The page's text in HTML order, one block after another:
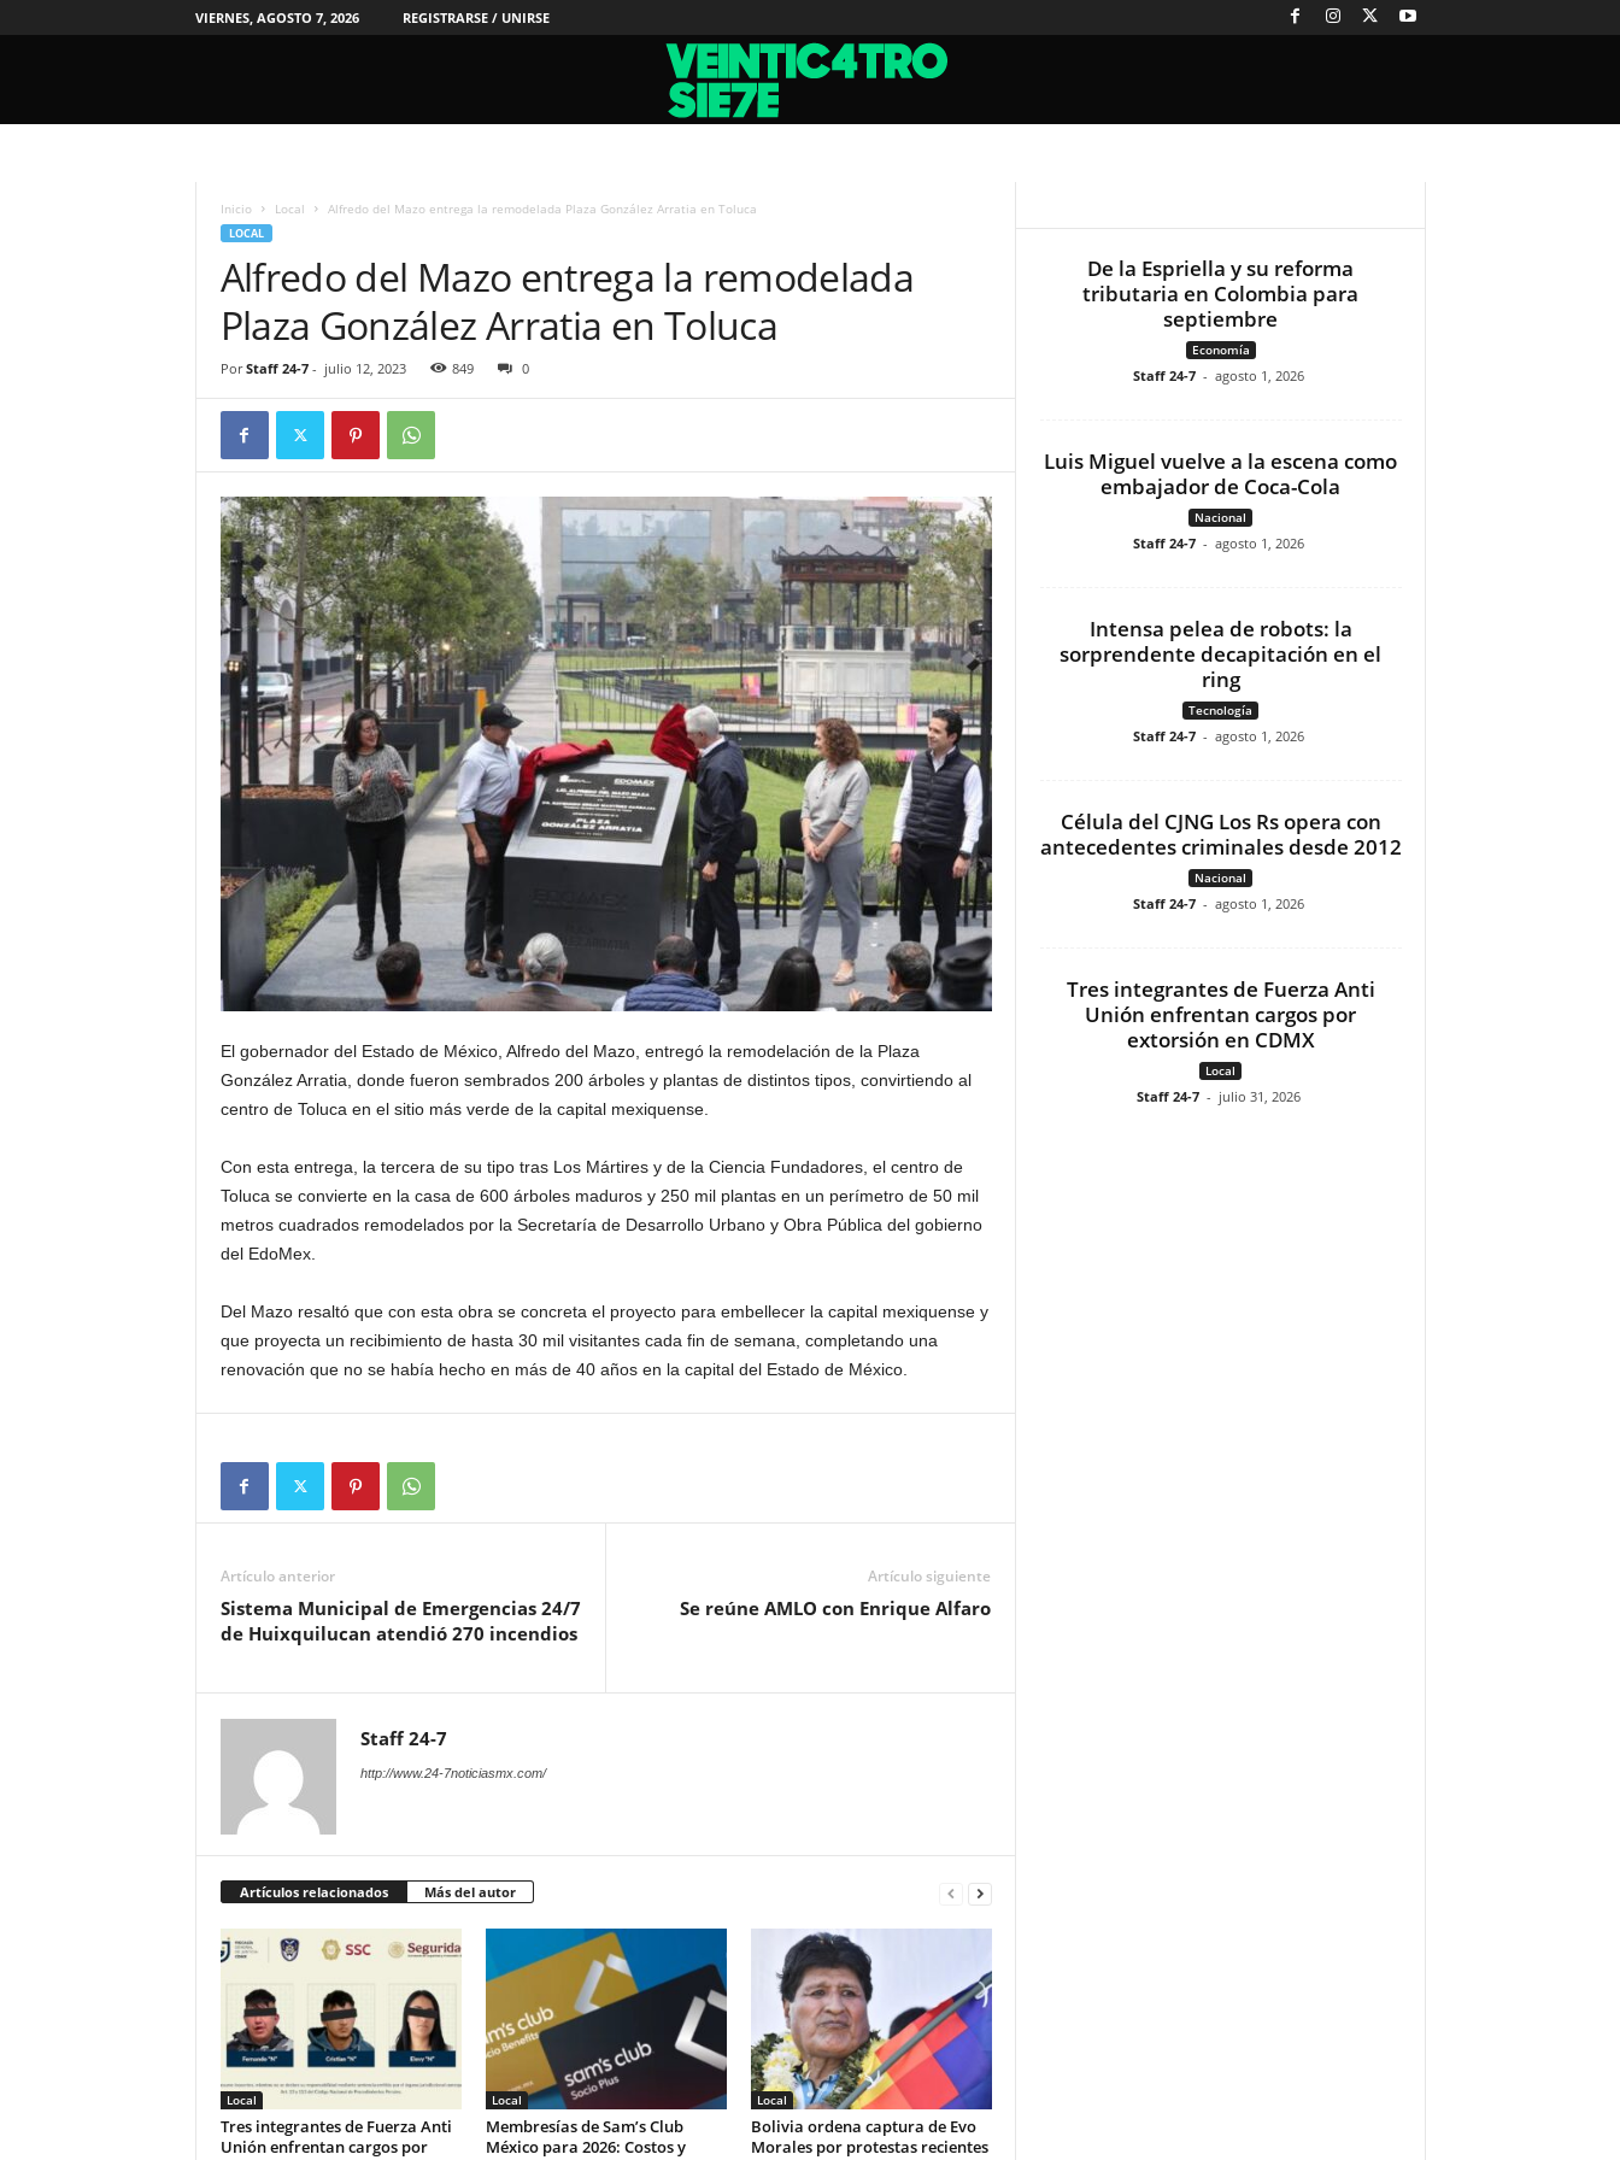
VIERNES, AGOSTO 7, 2026 REGISTRARSE / UNIRSE
Inicio Local Alfredo del Mazo entrega la remodelada Plaza González Arratia en Toluca
LOCAL
Alfredo del Mazo entrega la remodelada
Plaza González Arratia en Toluca
Por Staff 24-7- julio 12, 2023 849 0
El gobernador del Estado de México, Alfredo del Mazo, entregó la remodelación de la Plaza
González Arratia, donde fueron sembrados 200 árboles y plantas de distintos tipos, convirtiendo al
centro de Toluca en el sitio más verde de la capital mexiquense.
Con esta entrega, la tercera de su tipo tras Los Mártires y de la Ciencia Fundadores, el centro de
Toluca se convierte en la casa de 600 árboles maduros y 250 mil plantas en un perímetro de 50 mil
metros cuadrados remodelados por la Secretaría de Desarrollo Urbano y Obra Pública del gobierno
del EdoMex.
Del Mazo resaltó que con esta obra se concreta el proyecto para embellecer la capital mexiquense y
que proyecta un recibimiento de hasta 30 mil visitantes cada fin de semana, completando una
renovación que no se había hecho en más de 40 años en la capital del Estado de México.
Artículo anterior
Sistema Municipal de Emergencias 24/7
de Huixquilucan atendió 270 incendios
Artículo siguiente
Se reúne AMLO con Enrique Alfaro
Staff 24-7
http://www.24-7noticiasmx.com/
Artículos relacionados Más del autor
Local
Tres integrantes de Fuerza Anti
Unión enfrentan cargos por
Local
Membresías de Sam’s Club
México para 2026: Costos y
Local
Bolivia ordena captura de Evo
Morales por protestas recientes
De la Espriella y su reforma
tributaria en Colombia para
septiembre
Economía
Staff 24-7 - agosto 1, 2026
Luis Miguel vuelve a la escena como
embajador de Coca-Cola
Nacional
Staff 24-7 - agosto 1, 2026
Intensa pelea de robots: la
sorprendente decapitación en el
ring
Tecnología
Staff 24-7 - agosto 1, 2026
Célula del CJNG Los Rs opera con
antecedentes criminales desde 2012
Nacional
Staff 24-7 - agosto 1, 2026
Tres integrantes de Fuerza Anti
Unión enfrentan cargos por
extorsión en CDMX
Local
Staff 24-7 - julio 31, 2026